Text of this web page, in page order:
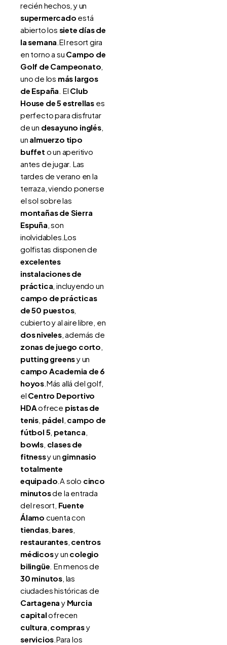
recién hechos, y un
supermercado está
abierto los siete días de
la semana.El resort gira
en torno a su Campo de
Golf de Campeonato,
uno de los más largos
de España. El Club
House de 5 estrellas es
perfecto para disfrutar
de un desayuno inglés,
un almuerzo tipo
buffet o un aperitivo
antes de jugar. Las
tardes de verano en la
terraza, viendo ponerse
el sol sobre las
montañas de Sierra
Espuña, son
inolvidables.Los
golfistas disponen de
excelentes
instalaciones de
práctica, incluyendo un
campo de prácticas
de 50 puestos,
cubierto y al aire libre, en
dos niveles, además de
zonas de juego corto,
putting greensy un
campo Academia de 6
hoyos.Más allá del golf,
el Centro Deportivo
HDAofrece pistas de
tenis, pádel, campo de
fútbol 5, petanca,
bowls, clases de
fitnessy un gimnasio
totalmente
equipado.A solo cinco
minutosde la entrada
del resort, Fuente
Álamo cuenta con
tiendas, bares,
restaurantes, centros
médicosy un colegio
bilingüe. En menos de
30 minutos, las
ciudades históricas de
Cartagena y Murcia
capitalofrecen
cultura, comprasy
servicios.Para los